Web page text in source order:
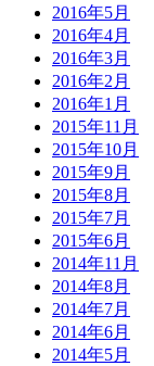
2016年5月
2016年4月
2016年3月
2016年2月
2016年1月
2015年11月
2015年10月
2015年9月
2015年8月
2015年7月
2015年6月
2014年11月
2014年8月
2014年7月
2014年6月
2014年5月